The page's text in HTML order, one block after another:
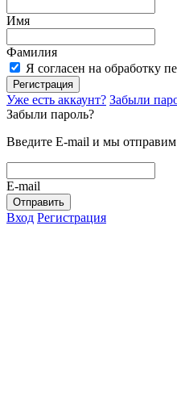
Имя
Фамилия
Я согласен на обработку
Регистрация
Уже есть аккаунт? Забыли
Забыли пароль?
Введите E-mail и мы
E-mail
Отправить
Вход Регистрация